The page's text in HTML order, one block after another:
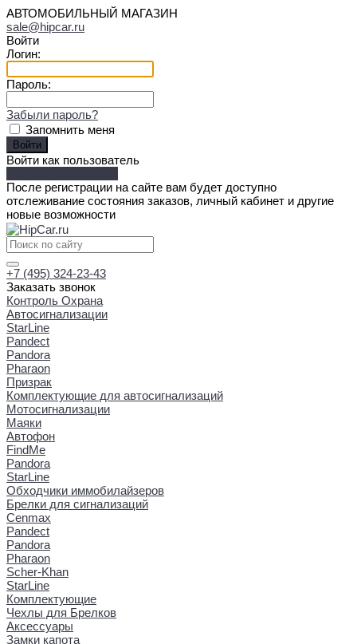
АВТОМОБИЛЬНЫЙ МАГАЗИН
sale@hipcar.ru
Войти
Логин:
Пароль:
Забыли пароль?
Запомнить меня
Войти как пользователь
После регистрации на сайте вам будет доступно
отслеживание состояния заказов, личный кабинет и другие
новые возможности
+7 (495) 324-23-43
Заказать звонок
Контроль Охрана
Автосигнализации
StarLine
Pandect
Pandora
Pharaon
Призрак
Комплектующие для автосигнализаций
Мотосигнализации
Маяки
Автофон
FindMe
Pandora
StarLine
Обходчики иммобилайзеров
Брелки для сигнализаций
Cenmax
Pandect
Pandora
Pharaon
Scher-Khan
StarLine
Комплектующие
Чехлы для Брелков
Аксессуары
Замки капота